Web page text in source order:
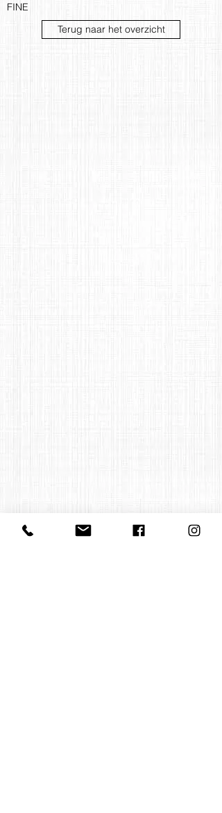
FINE
Terug naar het overzicht